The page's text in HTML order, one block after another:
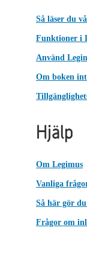
Så läser du
Funktioner i
Använd
Om boken
Hjälp
Om Legimus
Vanliga
Så här gör
Frågor om